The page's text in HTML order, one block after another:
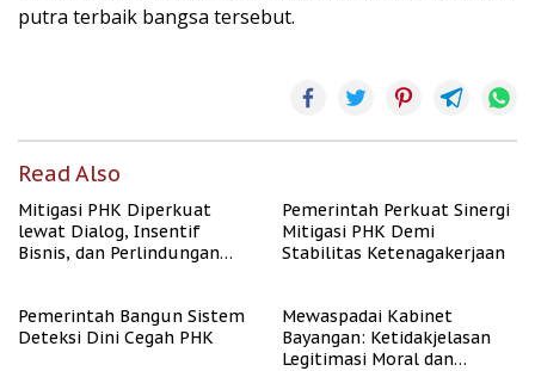
putra terbaik bangsa tersebut.
Read Also
Mitigasi PHK Diperkuat
lewat Dialog, Insentif
Bisnis, dan Perlindungan
Pemerintah Perkuat Sinergi
Mitigasi PHK Demi
Stabilitas Ketenagakerjaan
Pemerintah Bangun Sistem
Deteksi Dini Cegah PHK
Mewaspadai Kabinet
Bayangan: Ketidakjelasan
Legitimasi Moral dan